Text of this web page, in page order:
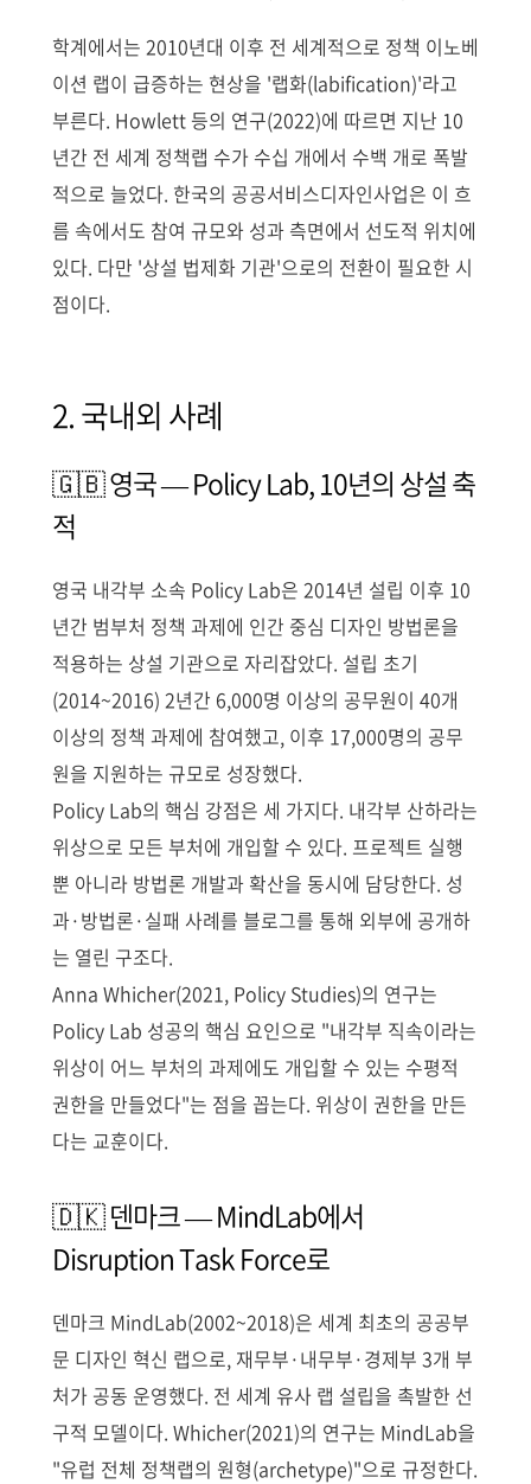
학계에서는 2010년대 이후 전 세계적으로 정책 이노베
이션 랩이 급증하는 현상을 '랩화(labification)'라고
부른다. Howlett 등의 연구(2022)에 따르면 지난 10
년간 전 세계 정책랩 수가 수십 개에서 수백 개로 폭발
적으로 늘었다. 한국의 공공서비스디자인사업은 이 흐
름 속에서도 참여 규모와 성과 측면에서 선도적 위치에
있다. 다만 '상설 법제화 기관'으로의 전환이 필요한 시
점이다.
2. 국내외 사례
🇬🇧 영국 — Policy Lab, 10년의 상설 축
적
영국 내각부 소속 Policy Lab은 2014년 설립 이후 10
년간 범부처 정책 과제에 인간 중심 디자인 방법론을
적용하는 상설 기관으로 자리잡았다. 설립 초기
(2014~2016) 2년간 6,000명 이상의 공무원이 40개
이상의 정책 과제에 참여했고, 이후 17,000명의 공무
원을 지원하는 규모로 성장했다.
Policy Lab의 핵심 강점은 세 가지다. 내각부 산하라는
위상으로 모든 부처에 개입할 수 있다. 프로젝트 실행
뿐 아니라 방법론 개발과 확산을 동시에 담당한다. 성
과·방법론·실패 사례를 블로그를 통해 외부에 공개하
는 열린 구조다.
Anna Whicher(2021, Policy Studies)의 연구는
Policy Lab 성공의 핵심 요인으로 "내각부 직속이라는
위상이 어느 부처의 과제에도 개입할 수 있는 수평적
권한을 만들었다"는 점을 꼽는다. 위상이 권한을 만든
다는 교훈이다.
🇩🇰 덴마크 — MindLab에서
Disruption Task Force로
덴마크 MindLab(2002~2018)은 세계 최초의 공공부
문 디자인 혁신 랩으로, 재무부·내무부·경제부 3개 부
처가 공동 운영했다. 전 세계 유사 랩 설립을 촉발한 선
구적 모델이다. Whicher(2021)의 연구는 MindLab을
"유럽 전체 정책랩의 원형(archetype)"으로 규정한다.